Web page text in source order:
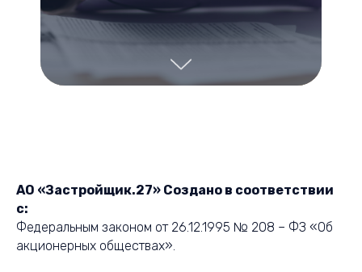
АО «Застройщик.27» Создано в соответствии
с:
Федеральным законом от 26.12.1995 № 208 – ФЗ «Об
акционерных обществах».